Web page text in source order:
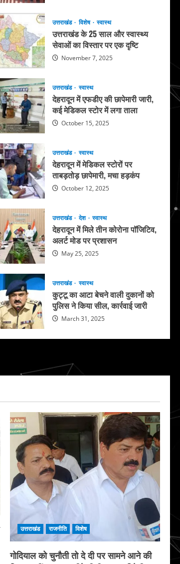
उत्तराखंड
विशेष स्वास्थ
उत्तराखंड के 25 साल और स्वास्थ्य
सेवाओं का विस्तार पर एक दृष्टि
November 7, 2025
उत्तराखंड स्वास्थ
देहरादून में एफडीए की छापेमारी जारी,
कई मेडिकल स्टोर में लगा ताला
October 15, 2025
उत्तराखंड स्वास्थ
देहरादून में मेडिकल स्टोरों पर
ताबड़तोड़ छापेमारी, मचा हड़कंप
October 12, 2025
उत्तराखंड देश स्वास्थ
देहरादून में मिले तीन कोरोना पॉजिटिव,
अलर्ट मोड पर प्रशासन
May 25, 2025
उत्तराखंड स्वास्थ
कुट्टू का आटा बेचने वाली दुकानों को
पुलिस ने किया सील, कार्रवाई जारी
March 31, 2025
उत्तराखंड राजनीति विशेष
गोदियाल को चुनौती तो दे दी पर सामने आने की